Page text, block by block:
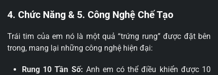
4. Chức Năng & 5. Công Nghệ Chế Tạo
Trái tim của em nó là một quả “trứng rung” được đặt bên
trong, mang lại những công nghệ hiện đại:
Rung 10 Tần Số: Anh em có thể điều khiển được 10